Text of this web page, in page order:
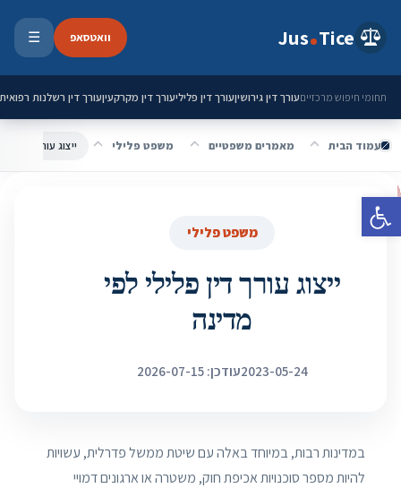
פתח סרגל נגישות
Jus Tice וואטסאפ ☰
תחומי חיפוש מרכזייםעורך דין גירושיןעורך דין פליליעורך דין מקרקעיןעורך דין רשלנות רפואית
עמוד הבית מאמרים משפטיים משפט פלילי ייצוג עורך דין
משפט פלילי
ייצוג עורך דין פלילי לפי
מדינה
2023-05-24עודכן: 2026-07-15
במדינות רבות, במיוחד באלה עם שיטת ממשל פדרלית, עשויות
להיות מספר סוכנויות אכיפת חוק, משטרה או ארגונים דמויי